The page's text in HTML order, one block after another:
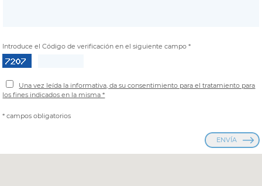
Introduce el Código de verificación en el siguiente campo *
Una vez leída la informativa, da su consentimiento para el tratamiento para
los fines indicados en la misma *
* campos obligatorios
ENVÍA